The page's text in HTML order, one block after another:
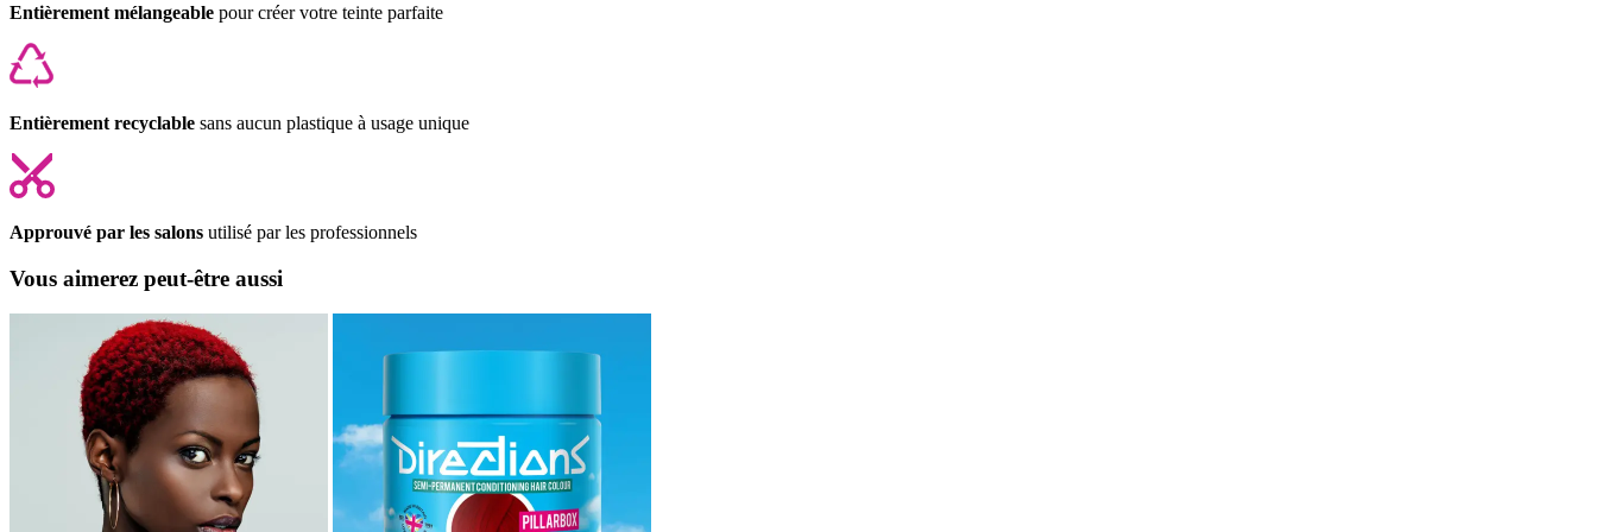
Entièrement mélangeable pour créer votre teinte parfaite
Entièrement recyclable sans aucun plastique à usage unique
Approuvé par les salons utilisé par les professionnels
Vous aimerez peut-être aussi